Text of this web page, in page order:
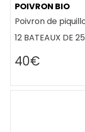
POIVRON BIO
Poivron de
12 BATEAUX DE
40€